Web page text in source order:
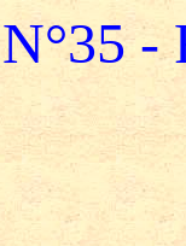
N°35 -